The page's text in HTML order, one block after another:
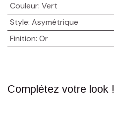
Couleur: Vert
Style: Asymétrique
Finition: Or
Complétez votre look !